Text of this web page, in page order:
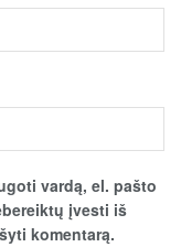
vardą, el. pašto
įvesti iš
komentarą.